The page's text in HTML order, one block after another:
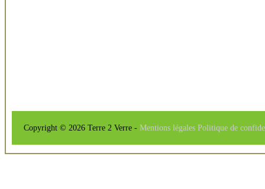
Copyright © 2026 Terre 2 Verre - Mentions légales Politique de